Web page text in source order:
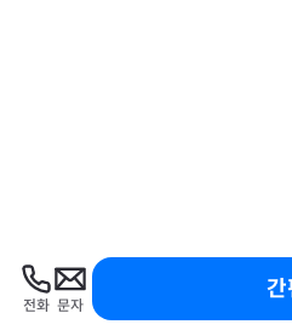
전화 문자
간